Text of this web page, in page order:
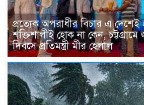
প্রত্যেক অপরাধীর বিচার এ
শক্তিশালীই হোক না কেন,
দিবসে প্রতিমন্ত্রী মীর হেলাল